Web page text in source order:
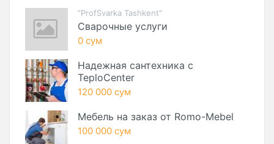
"ProfSvarka Tashkent"
Сварочные услуги
0 сум
Надежная сантехника с
TeploCenter
120 000 сум
Мебель на заказ от Romo-Mebel
100 000 сум